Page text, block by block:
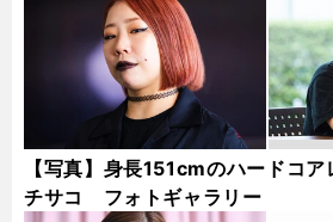
【写真】身長151cmのハードコ
チサコ フォトギャラリー